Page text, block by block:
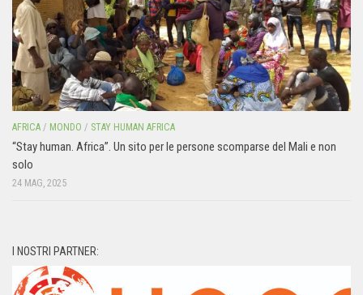
AFRICA / MONDO / STAY HUMAN AFRICA
“Stay human. Africa”. Un sito per le persone scomparse del Mali e non
solo
24 MAG, 2025
I NOSTRI PARTNER: